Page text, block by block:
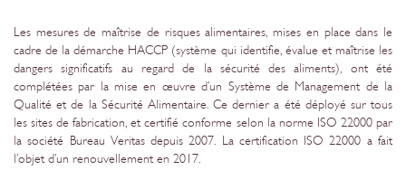
Les mesures de maîtrise de risques alimentaires, mises en place dans le
cadre de la démarche HACCP (système qui identifie, évalue et maîtrise les
dangers significatifs au regard de la sécurité des aliments), ont été
complétées par la mise en œuvre d’un Système de Management de la
Qualité et de la Sécurité Alimentaire. Ce dernier a été déployé sur tous
les sites de fabrication, et certifié conforme selon la norme ISO 22000 par
la société Bureau Veritas depuis 2007. La certification ISO 22000 a fait
l’objet d’un renouvellement en 2017.